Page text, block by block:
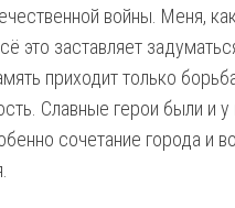
войны. Меня,
это заставляет
приходит только
Славные герои были и
сочетание города и